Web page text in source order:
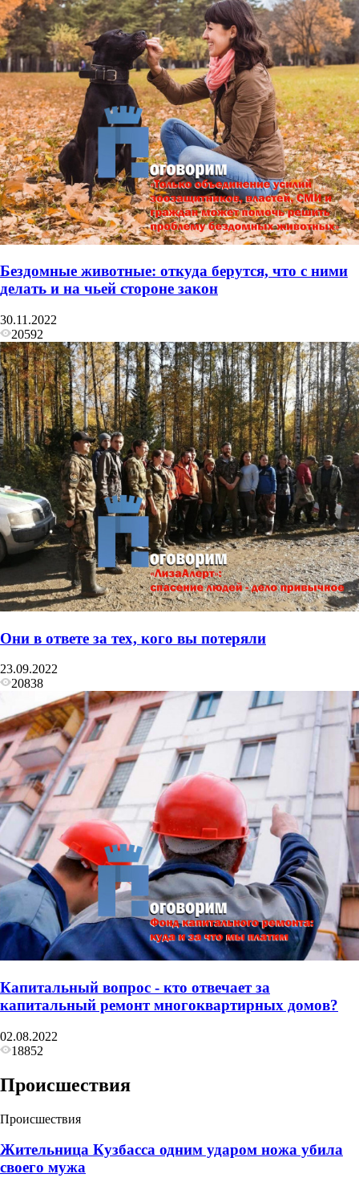
Бездомные животные: откуда берутся, что с ними
делать и на чьей стороне закон
30.11.2022
20592
Они в ответе за тех, кого вы потеряли
23.09.2022
20838
Капитальный вопрос - кто отвечает за
капитальный ремонт многоквартирных домов?
02.08.2022
18852
Происшествия
Происшествия
Жительница Кузбасса одним ударом ножа убила
своего мужа